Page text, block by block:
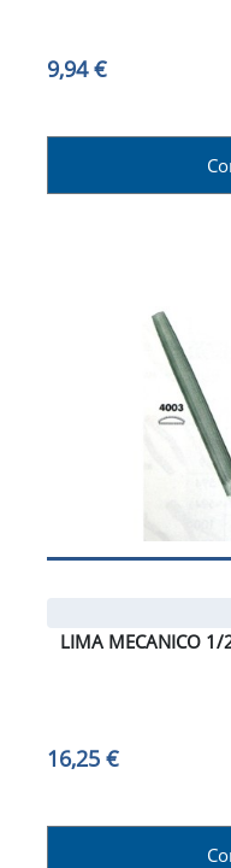
9,94 €
LIMA MECANICO
16,25 €